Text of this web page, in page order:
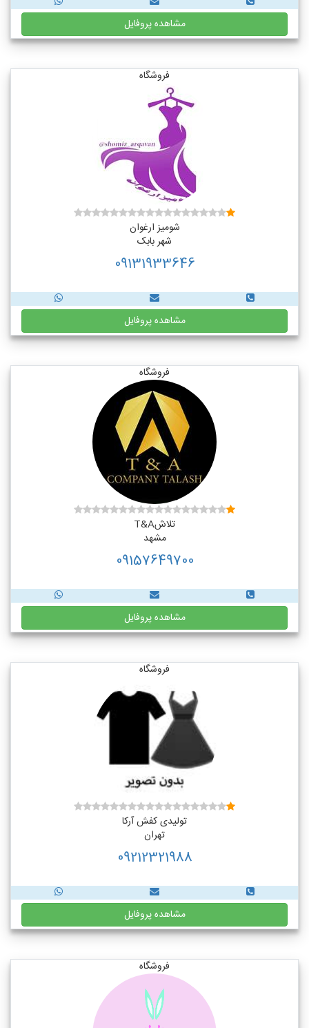
مشاهده پروفایل
فروشگاه
شومیز ارغوان
شهر بابک
09131933646
مشاهده پروفایل
فروشگاه
تلاشT&A
مشهد
09157649700
مشاهده پروفایل
فروشگاه
تولیدی کفش آرکا
تهران
09212321988
مشاهده پروفایل
فروشگاه